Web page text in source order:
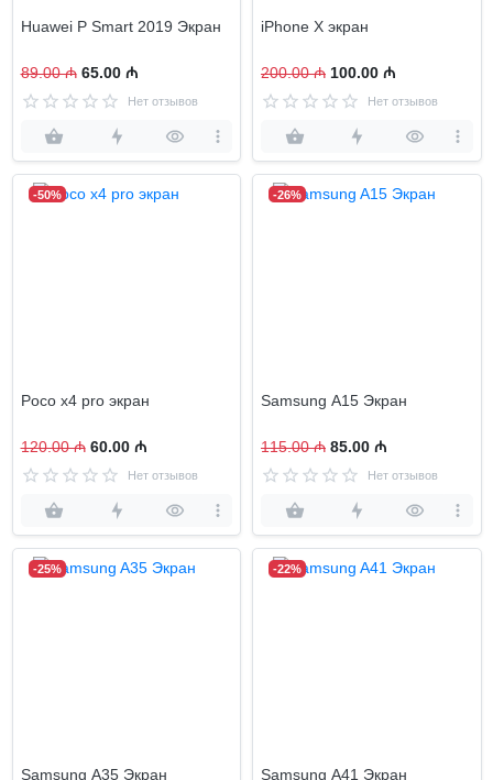
Huawei P Smart 2019 Экран
89.00 ₼ 65.00 ₼
Нет отзывов
iPhone X экран
200.00 ₼ 100.00 ₼
Нет отзывов
-50%
Poco x4 pro экран
120.00 ₼ 60.00 ₼
Нет отзывов
-26%
Samsung A15 Экран
115.00 ₼ 85.00 ₼
Нет отзывов
-25%
Samsung A35 Экран
-22%
Samsung A41 Экран